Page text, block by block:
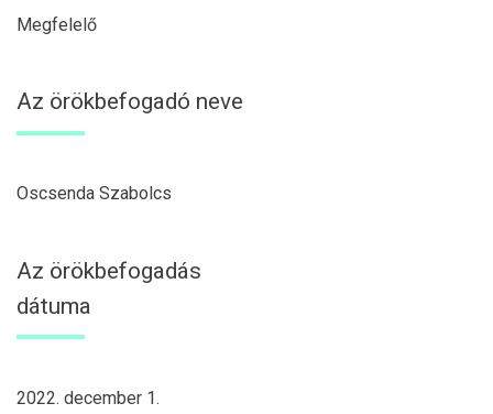
Megfelelő
Az örökbefogadó neve
Oscsenda Szabolcs
Az örökbefogadás
dátuma
2022. december 1.